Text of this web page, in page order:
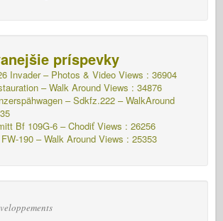
príspevky
Invader – Photos & Video Views : 36904
– Walk Around Views : 34876
– Sdkfz.222 – WalkAround
Bf 109G-6 – Chodiť Views : 26256
190 – Walk Around Views : 25353